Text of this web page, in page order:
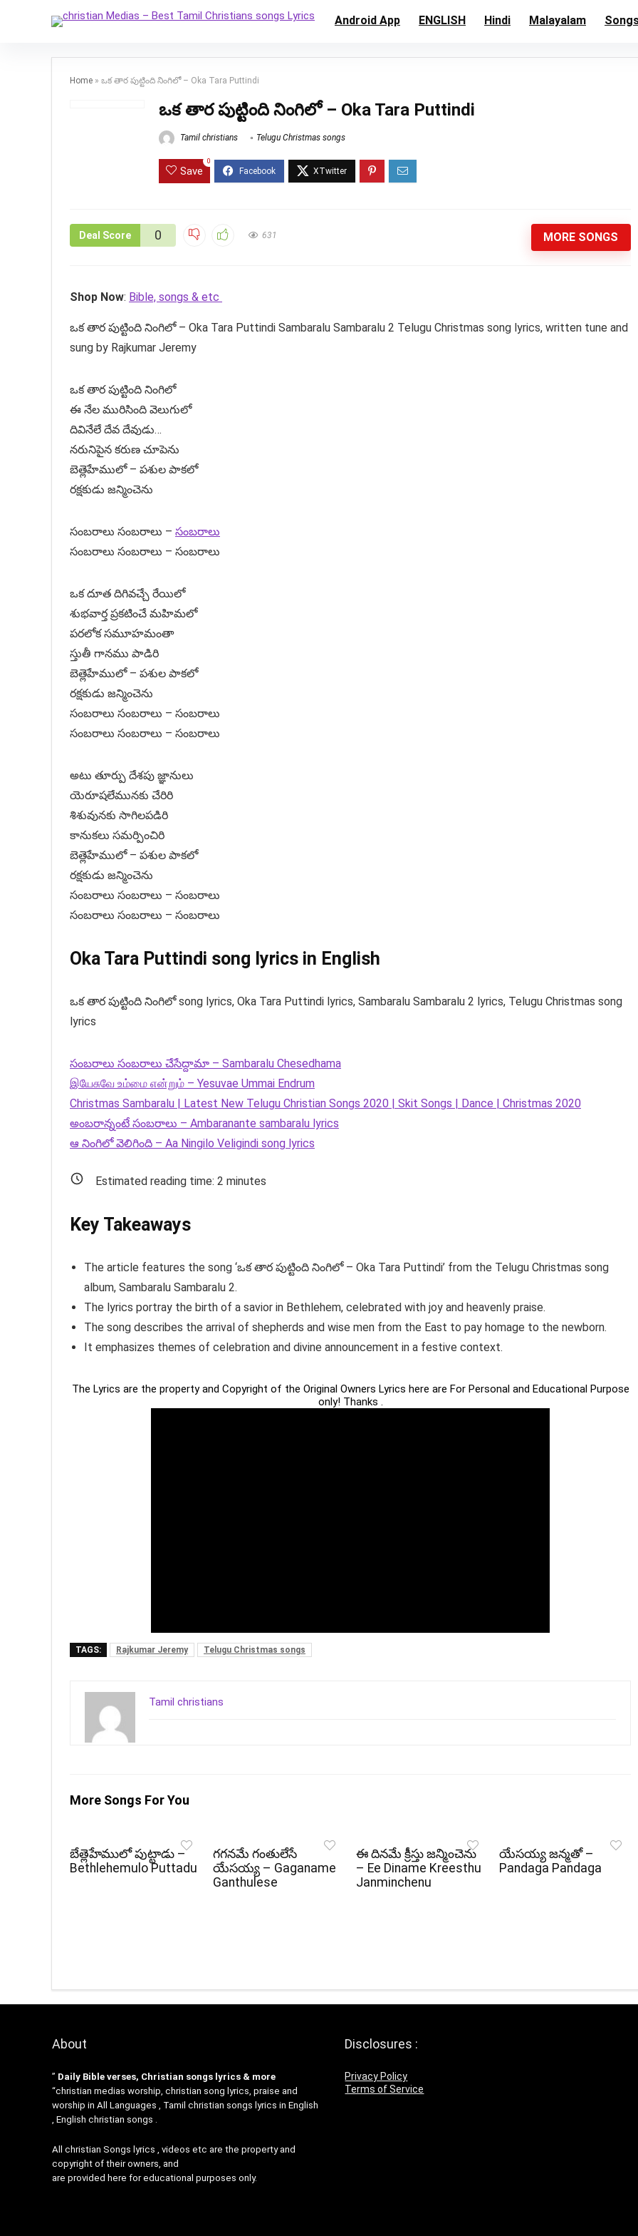
Android App ENGLISH Hindi Malayalam
Home » ఒక తార పుట్టింది నింగిలో – Oka Tara Puttindi
ఒక తార పుట్టింది నింగిలో – Oka Tara Puttindi
Tamil christians Telugu Christmas songs
Save
0
Deal Score 0 631 MORE SONGS
Shop Now: Bible, songs & etc
ఒక తార పుట్టింది నింగిలో – Oka Tara Puttindi Sambaralu Sambaralu 2 Telugu Christmas song lyrics, written tune and
sung by Rajkumar Jeremy
ఒక తార పుట్టింది నింగిలో
ఈ నేల మురిసింది వెలుగులో
దివినేలే దేవ దేవుడు…
నరునిపైన కరుణ చూపెను
బెత్లెహేములో – పశుల పాకలో
రక్షకుడు జన్మించెను
సంబరాలు సంబరాలు – సంబరాలు
సంబరాలు సంబరాలు – సంబరాలు
ఒక దూత దిగివచ్చే రేయిలో
శుభవార్త ప్రకటించే మహిమలో
పరలోక సమూహమంతా
స్తుతీ గానము పాడిరి
బెత్లెహేములో – పశుల పాకలో
రక్షకుడు జన్మించెను
సంబరాలు సంబరాలు – సంబరాలు
సంబరాలు సంబరాలు – సంబరాలు
అటు తూర్పు దేశపు జ్ఞానులు
యెరూషలేమునకు చేరిరి
శిశువునకు సాగిలపడిరి
కానుకలు సమర్పించిరి
బెత్లెహేములో – పశుల పాకలో
రక్షకుడు జన్మించెను
సంబరాలు సంబరాలు – సంబరాలు
సంబరాలు సంబరాలు – సంబరాలు
Oka Tara Puttindi song lyrics in English
ఒక తార పుట్టింది నింగిలో song lyrics, Oka Tara Puttindi lyrics, Sambaralu Sambaralu 2 lyrics, Telugu Christmas song
lyrics
సంబరాలు సంబరాలు చేసేద్దామా – Sambaralu Chesedhama
இயேசுவே உம்மை என்றும் – Yesuvae Ummai Endrum
Christmas Sambaralu | Latest New Telugu Christian Songs 2020 | Skit Songs | Dance | Christmas 2020
అంబరాన్నంటే సంబరాలు – Ambaranante sambaralu lyrics
ఆ నింగిలో వెలిగింది – Aa Ningilo Veligindi song lyrics
Estimated reading time: 2 minutes
Key Takeaways
The article features the song ‘ఒక తార పుట్టింది నింగిలో – Oka Tara Puttindi’ from the Telugu Christmas song
album, Sambaralu Sambaralu 2.
The lyrics portray the birth of a savior in Bethlehem, celebrated with joy and heavenly praise.
The song describes the arrival of shepherds and wise men from the East to pay homage to the newborn.
It emphasizes themes of celebration and divine announcement in a festive context.
The Lyrics are the property and Copyright of the Original Owners Lyrics here are For Personal and Educational Purpose
only! Thanks .
TAGS: Rajkumar Jeremy Telugu Christmas songs
Tamil christians
More Songs For You
బేత్లెహేములో పుట్టాడు –
Bethlehemulo Puttadu
గగనమే గంతులేసే
యేసయ్య – Gaganame
Ganthulese
ఈ దినమే క్రీస్తు జన్మించెను
– Ee Diname Kreesthu
Janminchenu
యేసయ్య జన్మతో –
Pandaga Pandaga
About
” Daily Bible verses, Christian songs lyrics & more
“christian medias worship, christian song lyrics, praise and
worship in All Languages , Tamil christian songs lyrics in English
, English christian songs .
All christian Songs lyrics , videos etc are the property and
copyright of their owners, and
are provided here for educational purposes only.
Disclosures :
Privacy Policy
Terms of Service